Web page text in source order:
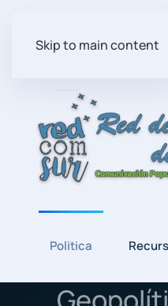
Skip to main content
Ultima Noticia: El
Politica